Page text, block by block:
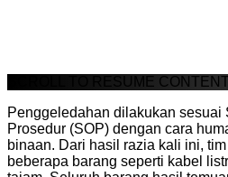
SCROLL TO RESUME CONTENT
Penggeledahan dilakukan sesuai
Prosedur (SOP) dengan cara
binaan. Dari hasil razia kali ini,
beberapa barang seperti kabel